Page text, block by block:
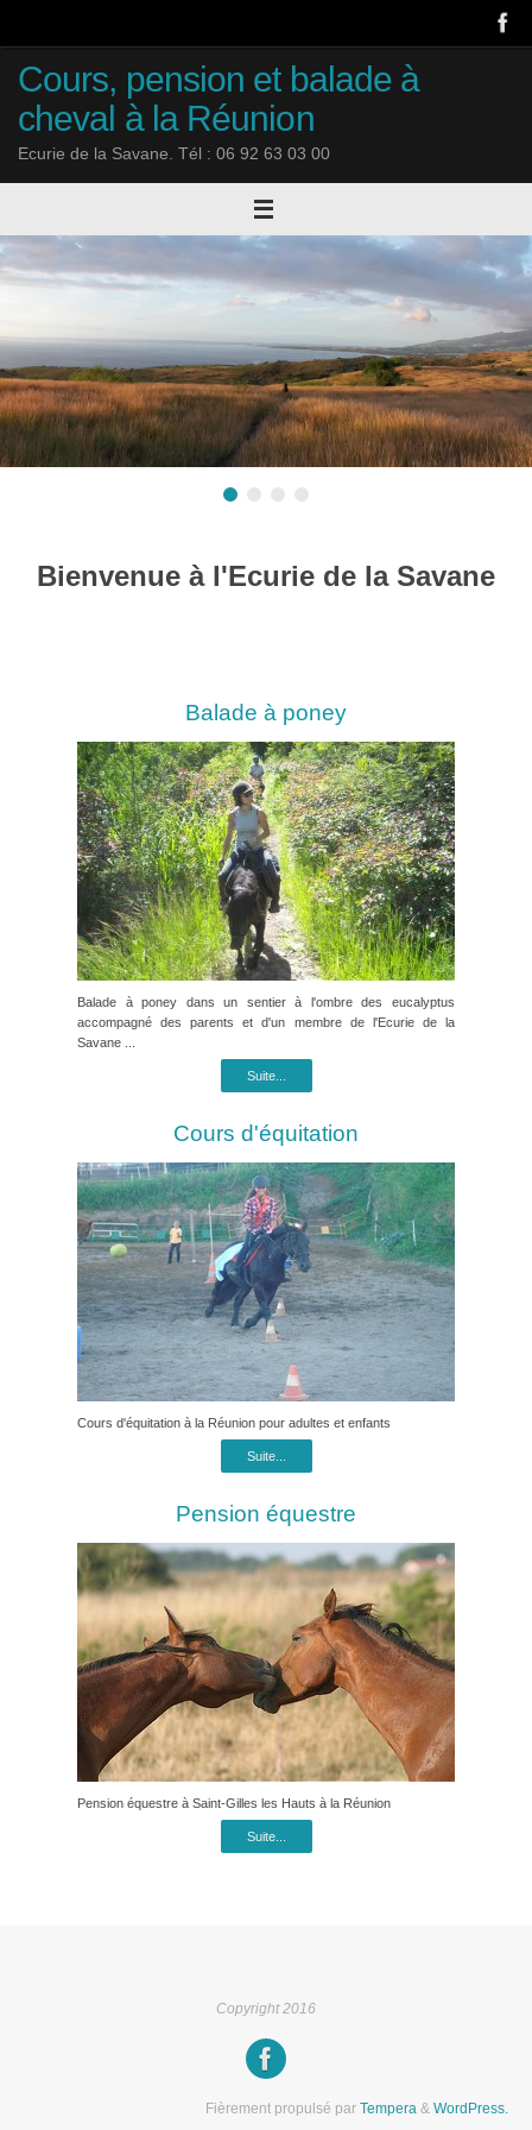
contenu
Cours, pension et balade à
cheval à la Réunion
Ecurie de la Savane. Tél : 06 92 63 03 00
Bienvenue à l'Ecurie de la Savane
Balade à poney
Balade à poney dans un sentier à l'ombre des eucalyptus
accompagné des parents et d'un membre de l'Ecurie de la
Savane ...
Suite...
Cours d'équitation
Cours d'équitation à la Réunion pour adultes et enfants
Suite...
Pension équestre
Pension équestre à Saint-Gilles les Hauts à la Réunion
Suite...
Copyright 2016
Fièrement propulsé par Tempera & WordPress.